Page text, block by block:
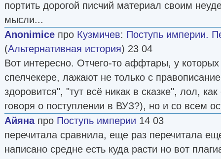
портить дорогой писчий материал своим
мысли...
Anonimice про Кузмичев: Поступь империи.
(Альтернативная история) 23 04
Вот интересно. Отчего-то аффтары, у которых
спелчекере, лажают не только с
здоровится", "тут всё никак в сказке", лол,
говоря о поступлении в ВУЗ?), но и со всем
Айянапро Поступь империи 14 03
перечитала сравнила, еще раз перечитала
написано средне есть куда расти но вот